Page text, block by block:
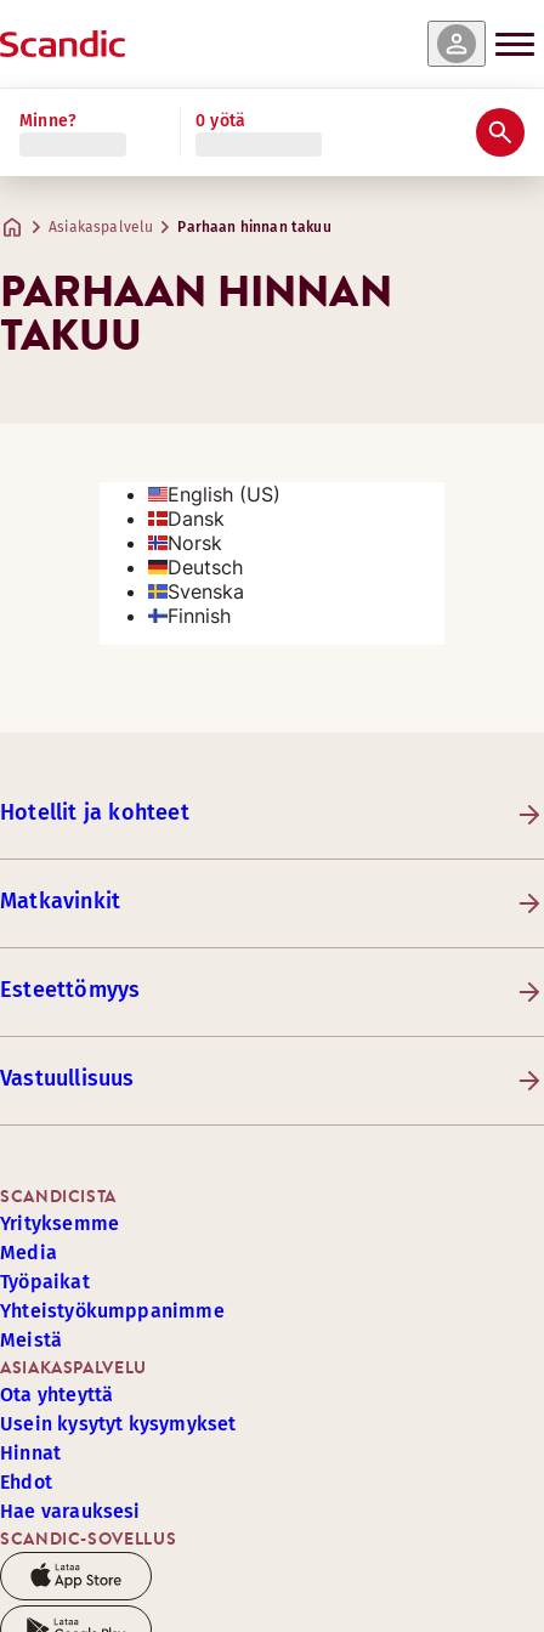
Minne? 0 yötä
Asiakaspalvelu Parhaan hinnan takuu
PARHAAN HINNAN
TAKUU
Hotellit ja kohteet
Matkavinkit
Esteettömyys
Vastuullisuus
SCANDIC-SOVELLUS
ASIAKASPALVELU
Ota yhteyttä
Usein kysytyt kysymykset
Hinnat
Ehdot
Hae varauksesi
SCANDICISTA
Yrityksemme
Media
Työpaikat
Yhteistyökumppanimme
Meistä